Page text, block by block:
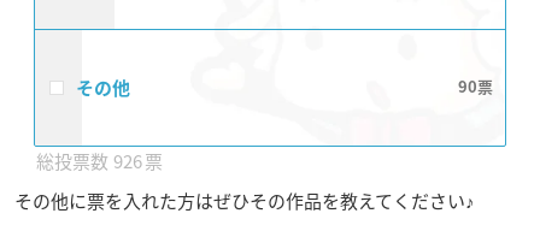
その他 90
926
その他に票を入れた方はぜひその作品を教えてください♪